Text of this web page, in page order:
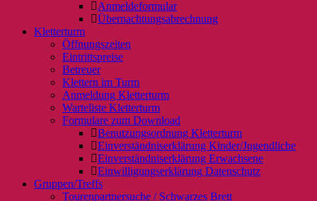
Anmeldeformular
Übernachtungsabrechnung
Kletterturm
Öffnungszeiten
Eintrittspreise
Betreuer
Klettern im Turm
Anmeldung Kletterturm
Warteliste Kletterturm
Formulare zum Download
Benutzungsordnung Kletterturm
Einverständniserklärung Kinder/Jugendliche
Einverständniserklärung Erwachsene
Einwilligungserklärung Datenschutz
Gruppen/Treffs
Tourenpartnersuche / Schwarzes Brett